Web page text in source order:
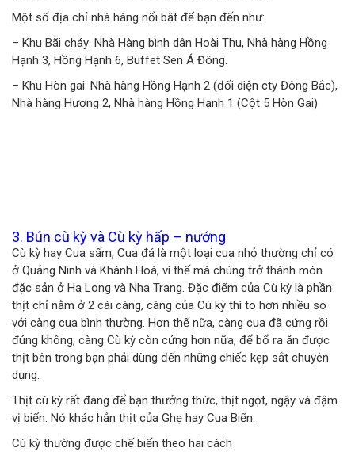
Một số địa chỉ nhà hàng nổi bật để bạn đến như:
– Khu Bãi cháy: Nhà Hàng bình dân Hoài Thu, Nhà hàng Hồng
Hạnh 3, Hồng Hạnh 6, Buffet Sen Á Đông.
– Khu Hòn gai: Nhà hàng Hồng Hạnh 2 (đối diện cty Đông Bắc),
Nhà hàng Hương 2, Nhà hàng Hồng Hạnh 1 (Cột 5 Hòn Gai)
3. Bún cù kỳ và Cù kỳ hấp – nướng
Cù kỳ hay Cua sấm, Cua đá là một loại cua nhỏ thường chỉ có
ở Quảng Ninh và Khánh Hoà, vì thế mà chúng trở thành món
đặc sản ở Hạ Long và Nha Trang. Đặc điểm của Cù kỳ là phần
thịt chỉ nằm ở 2 cái càng, càng của Cù kỳ thì to hơn nhiều so
với càng cua bình thường. Hơn thế nữa, càng cua đã cứng rồi
đúng không, càng Cù kỳ còn cứng hơn nữa, để bổ ra ăn được
thịt bên trong bạn phải dùng đến những chiếc kẹp sắt chuyên
dụng.
Thịt cù kỳ rất đáng để bạn thưởng thức, thịt ngọt, ngậy và đậm
vị biển. Nó khác hẳn thịt của Ghẹ hay Cua Biển.
Cù kỳ thường được chế biến theo hai cách